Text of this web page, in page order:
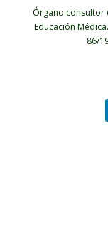
Órgano consultor
Educación Médica.
86/